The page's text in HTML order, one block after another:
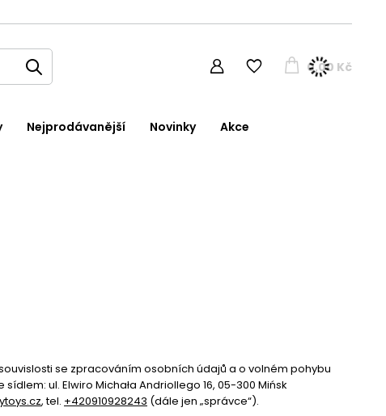
0,00 Kč
Nejprodávanější Novinky Akce
se zpracováním osobních údajů a o volném pohybu
ul. Elwiro Michała Andriollego 16, 05-300 Mińsk
, tel. +420910928243 (dále jen „správce“).